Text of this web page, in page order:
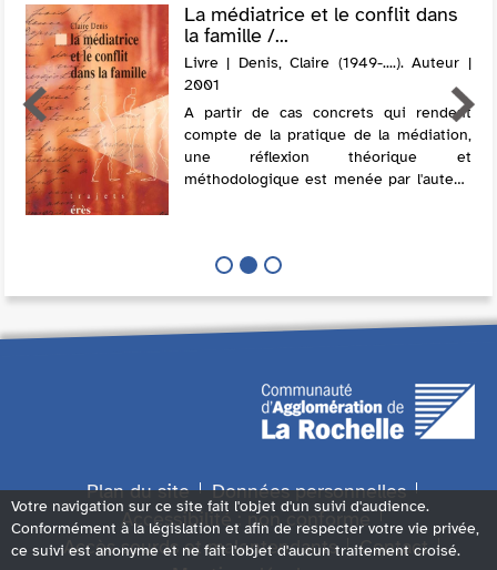
La médiatrice et le conflit dans
la famille /...
Livre | Denis, Claire (1949-....). Auteur |
2001
A partir de cas concrets qui rendent
compte de la pratique de la médiation,
une réflexion théorique et
méthodologique est menée par l'auteur.
Plan du site
Données personnelles
Accessibilité : non conforme
Accès sourds et malentendants
Contact
Votre navigation sur ce site fait l'objet d'un suivi d'audience.
Conformément à la législation et afin de respecter votre vie privée,
ce suivi est anonyme et ne fait l'objet d'aucun traitement croisé.